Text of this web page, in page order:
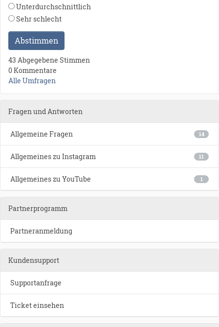
Unterdurchschnittlich
Sehr schlecht
Abstimmen
43 Abgegebene Stimmen
0 Kommentare
Alle Umfragen
Fragen und Antworten
14
Allgemeine Fragen
11
Allgemeines zu Instagram
1
Allgemeines zu YouTube
Partnerprogramm
Partneranmeldung
Kundensupport
Supportanfrage
Ticket einsehen